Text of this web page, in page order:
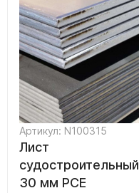
Артикул: N100315
Лист
судостроительный
30 мм РСЕ